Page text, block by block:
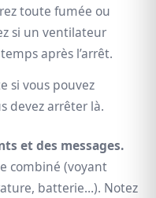
toute fumée ou
si un ventilateur
après l’arrêt.
si vous pouvez
devez arrêter là.
et des messages.
combiné (voyant
batterie…). Notez